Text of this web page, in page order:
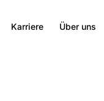
Karriere Über uns